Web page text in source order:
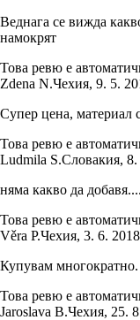
Веднага се вижда
намокрят
Това ревю е
Zdena N.Чехия, 9. 5.
Супер цена, материал
Това ревю е
Ludmila S.Словакия, 8.
няма какво да
Това ревю е
Věra P.Чехия, 3. 6. 2018
Купувам многократно.
Това ревю е
Jaroslava B.Чехия, 25.